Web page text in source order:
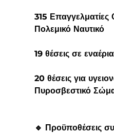
315
Πολεμικό Ναυτικό
19 θέσεις σε
20 θέσεις για
Πυροσβεστικό
🔹 Προϋποθέσεις